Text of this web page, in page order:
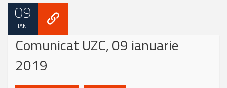
09
IAN.
Comunicat UZC, 09 ianuarie
2019